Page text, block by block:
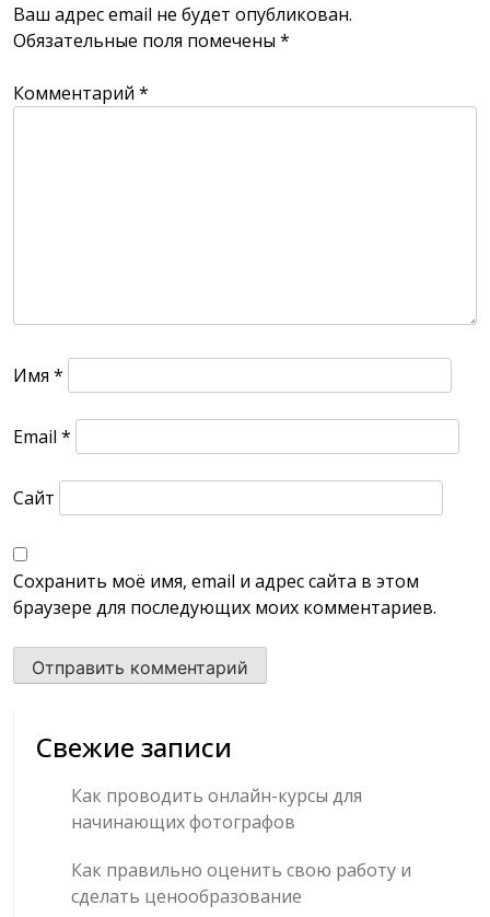
Ваш адрес email не будет опубликован.
Обязательные поля помечены *
Комментарий *
Имя *
Email *
Сайт
Сохранить моё имя, email и адрес сайта в этом
браузере для последующих моих комментариев.
Свежие записи
Как проводить онлайн-курсы для
начинающих фотографов
Как правильно оценить свою работу и
сделать ценообразование